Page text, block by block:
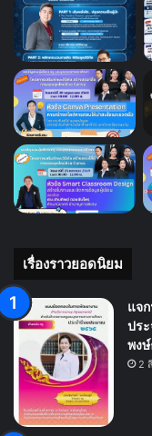
เรื่องราวยอดนิยม
แจ
ปร
พง
2